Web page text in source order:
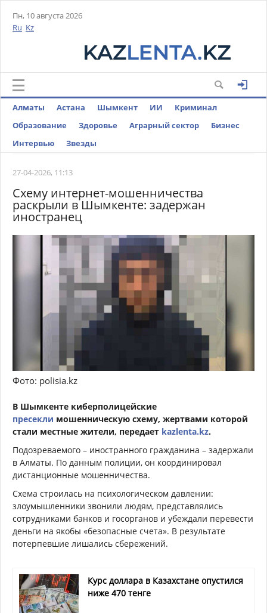
Пн, 10 августа 2026
Ru Kz
Алматы Астана Шымкент ИИ
Криминал
Образование
Здоровье Аграрный сектор
Бизнес
Интервью
Звезды
27-04-2026, 11:13
Схему интернет-мошенничества
раскрыли в Шымкенте: задержан
иностранец
Фото: polisia.kz
В Шымкенте киберполицейские
пресекли мошенническую схему, жертвами которой
стали местные жители, передает kazlenta.kz.
Подозреваемого – иностранного гражданина – задержали
в Алматы. По данным полиции, он координировал
дистанционные мошенничества.
Схема строилась на психологическом давлении:
злоумышленники звонили людям, представлялись
сотрудниками банков и госорганов и убеждали перевести
деньги на якобы «безопасные счета». В результате
потерпевшие лишались сбережений.
Курс доллара в Казахстане опустился
ниже 470 тенге